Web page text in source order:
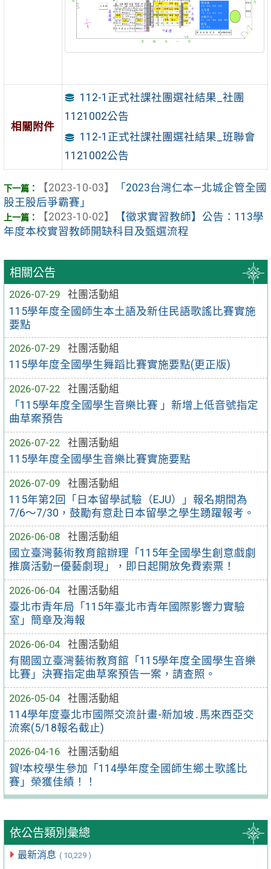
相關公告
2026-07-29
社團活動組
115學年度全國師生本土語及新住民語歌謠比賽實施
要點
2026-07-29
社團活動組
115學年度全國學生舞蹈比賽實施要點(更正版)
2026-07-22
社團活動組
「115學年度全國學生音樂比賽 」新增上低音號指定
曲草案預告
2026-07-22
社團活動組
115學年度全國學生音樂比賽實施要點
2026-07-09
社團活動組
115年第2回「日本留學試驗（EJU）」報名期間為
7/6～7/30，鼓勵有意赴日本留學之學生踴躍報考。
2026-06-08
社團活動組
國立臺灣藝術教育館辦理「115年全國學生創意戲劇
推廣活動—優藝劇現」，即日起開放免費索票！
2026-06-04
社團活動組
臺北市青年局「115年臺北市青年國際影響力實驗
室」簡章及海報
2026-06-04
社團活動組
有關國立臺灣藝術教育館「115學年度全國學生音樂
比賽」決賽指定曲草案預告一案，請查照。
2026-05-04
社團活動組
114學年度臺北市國際交流計畫-新加坡․馬來西亞交
流案(5/18報名截止)
2026-04-16
社團活動組
賀!本校學生參加「114學年度全國師生鄉土歌謠比
賽」榮獲佳績！！
依公告類別彙總
最新消息 ( 10,229 )
相關附件
112-1正式社課社團選社結果_社團
1121002公告
112-1正式社課社團選社結果_班聯會
1121002公告
【2023-10-03】
「2023台灣仁本—北城企管全國
股王股后爭霸賽」
【2023-10-02】
【徵求實習教師】公告：113學
年度本校實習教師開缺科目及甄選流程